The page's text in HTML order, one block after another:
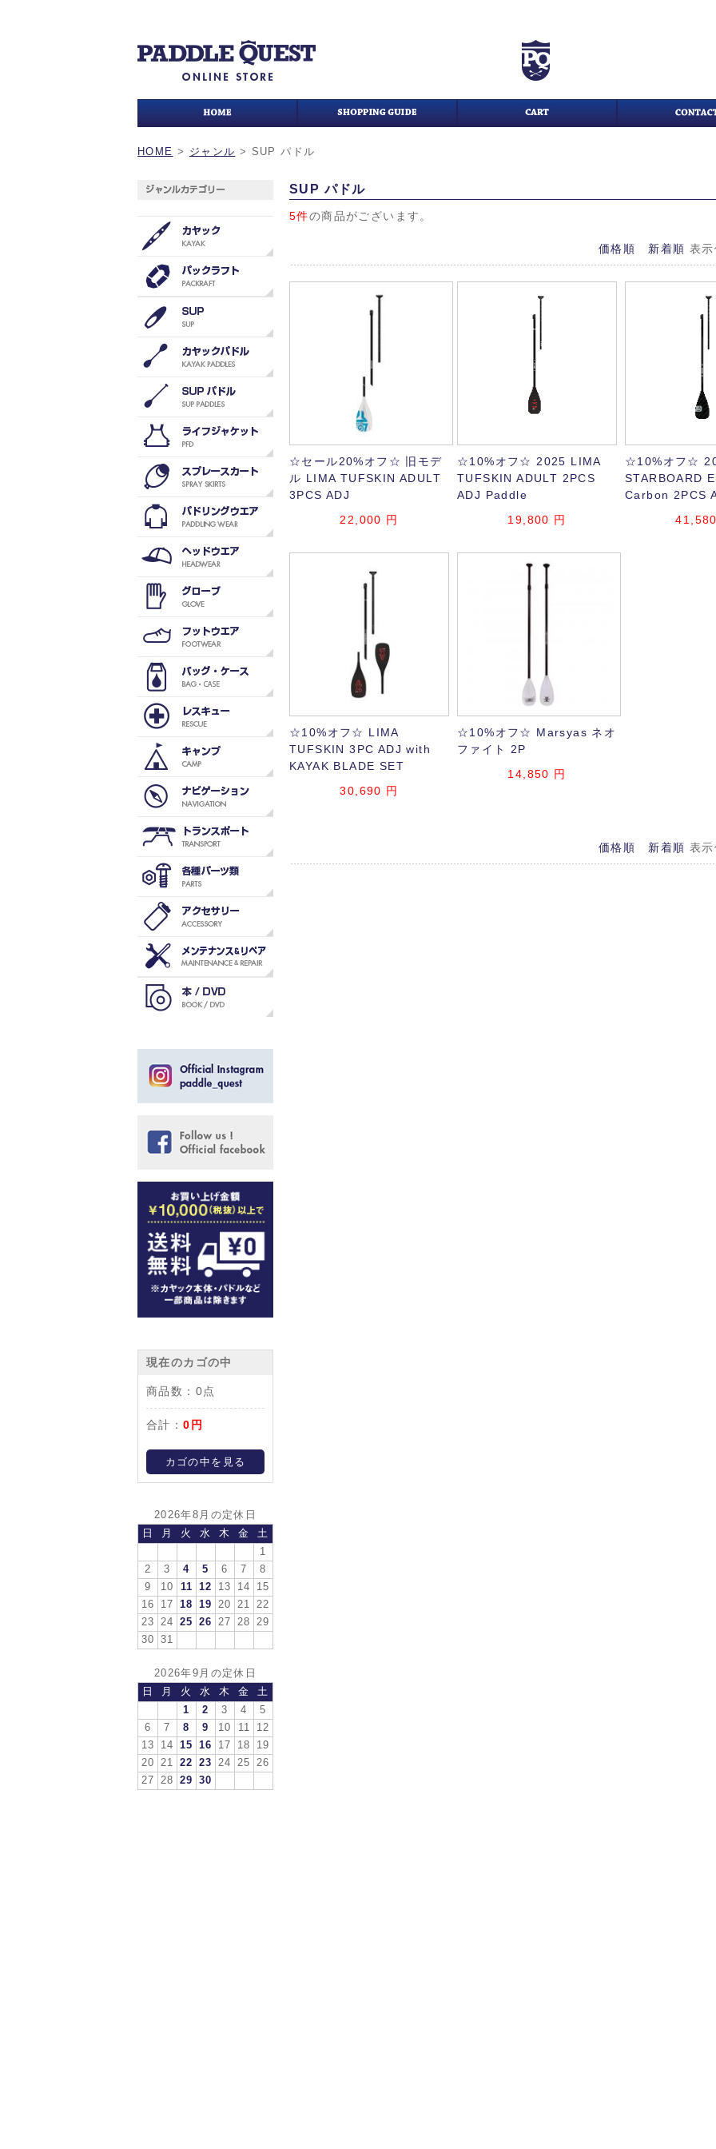
HOME > ジャンル > SUP パドル
現在のカゴの中
商品数： 0点
合計：0円
カゴの中を見る
2026年8月の定休日
日
月 火 水 木 金
土
1
2
3 4 5 6 7
8
9
10 11 12 13 14
15
16
17 18 19 20 21
22
23
24 25 26 27 28
29
30
31
2026年9月の定休日
日
月 火 水 木 金
土
1
2 3 4
5
6
7 8 9 10 11
12
13
14 15 16 17 18
19
20
21 22 23 24 25
26
27
28 29 30
SUP パドル
5件の商品がございます。
価格順 新着順 表
☆セール20%オフ☆ 旧モデ
ル LIMA TUFSKIN ADULT
3PCS ADJ
22,000 円
☆10%オフ☆ 2025 LIMA
TUFSKIN ADULT 2PCS
ADJ Paddle
19,800 円
☆10%オフ☆
STARBOARD
Carbon 2PCS
☆10%オフ☆ LIMA
TUFSKIN 3PC ADJ with
KAYAK BLADE SET
30,690 円
☆10%オフ☆ Marsyas ネオ
ファイト 2P
14,850 円
価格順 新着順 表